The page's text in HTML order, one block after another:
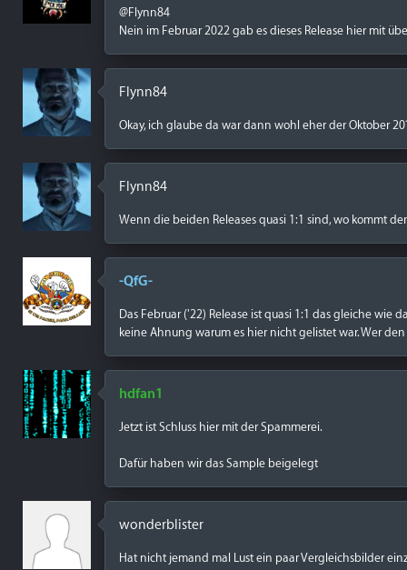
@Flynn84
Nein im Februar 2022 gab es dieses Release hier mit
Flynn84
Okay, ich glaube da war dann wohl eher der Oktober
Flynn84
Wenn die beiden Releases quasi 1:1 sind, wo kommt
-QfG-
Das Februar ('22) Release ist quasi 1:1 das gleiche wie
keine Ahnung warum es hier nicht gelistet war. Wer
hdfan1
Jetzt ist Schluss hier mit der Spammerei.
Dafür haben wir das Sample beigelegt
wonderblister
Hat nicht jemand mal Lust ein paar Vergleichsbilder